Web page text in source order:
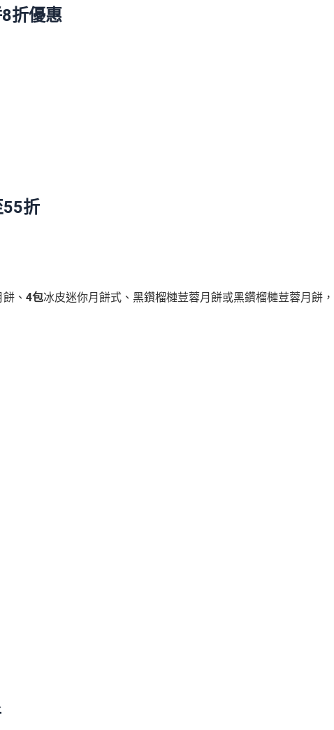
折優惠
55折
、 4包冰皮迷你月餅式、黑鑽榴槤荳蓉月餅或黑鑽榴槤荳蓉月餅，